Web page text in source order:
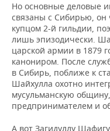
Но основные деловые
связаны с Сибирью, он
купцом 2-й гильдии,
лишь эпизодически.
царской армии в 1879
канониром. После
в Сибирь, поближе к
Шайхулла охотно
мусульманскую
предпринимателем и
А вот Загидуллу